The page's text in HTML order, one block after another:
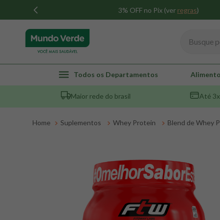
3% OFF no Pix (ver regras)
Todos os Departamentos
Maior rede do brasil Até
Suplementos Whey Protein Blend de Whey
TERMOS MAIS BUSCADOS
1º whey
2º creatina
colageno
maca peruana
snack proteico mundo verde
9 psyllium